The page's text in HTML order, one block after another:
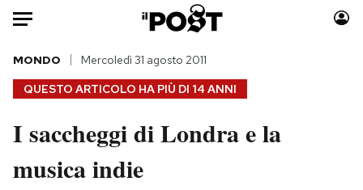
Auto
HOME
Italia
Politica
Moda
QUESTO ARTICOLO HA PIÙ DI 14 ANNI
MONDO Mercoledì 31 agosto 2011
I saccheggi di Londra e la
musica indie